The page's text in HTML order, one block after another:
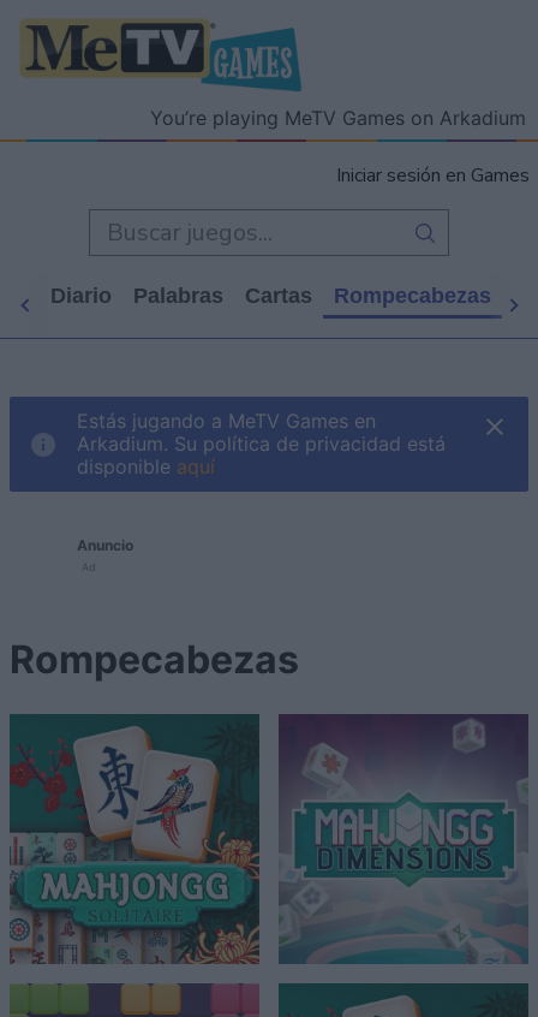
You’re playing MeTV Games on Arkadium
Iniciar sesión en Games
Diario Palabras Cartas Rompecabezas
Estás jugando a MeTV Games en
Arkadium. Su política de privacidad está
disponible aquí
Anuncio
Ad
Rompecabezas